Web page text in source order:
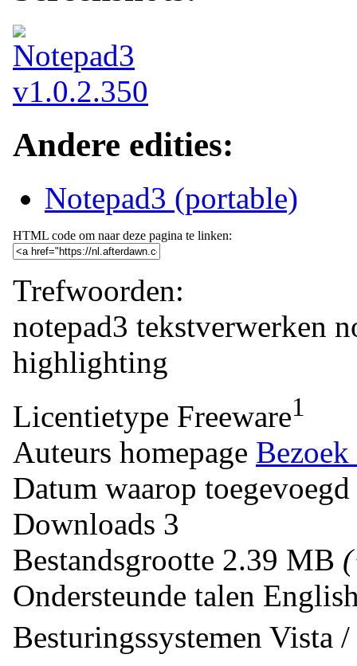
Andere edities:
Notepad3 (portable)
HTML code om naar deze pagina te linken:
Trefwoorden:
notepad3 tekstverwerken
highlighting
Licentietype Freeware1
Auteurs homepage
Datum waarop toegevoegd
Downloads 3
Bestandsgrootte 2.39 MB
Ondersteunde talen
Besturingssystemen Vista